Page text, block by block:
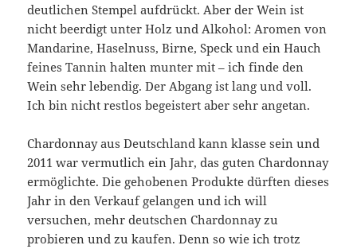
deutlichen Stempel aufdrückt. Aber der Wein ist
nicht beerdigt unter Holz und Alkohol: Aromen von
Mandarine, Haselnuss, Birne, Speck und ein Hauch
feines Tannin halten munter mit – ich finde den
Wein sehr lebendig. Der Abgang ist lang und voll.
Ich bin nicht restlos begeistert aber sehr angetan.
Chardonnay aus Deutschland kann klasse sein und
2011 war vermutlich ein Jahr, das guten Chardonnay
ermöglichte. Die gehobenen Produkte dürften dieses
Jahr in den Verkauf gelangen und ich will
versuchen, mehr deutschen Chardonnay zu
probieren und zu kaufen. Denn so wie ich trotz